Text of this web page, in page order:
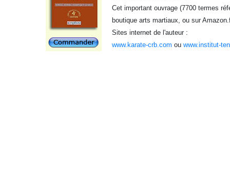
Cet important ouvrage (7700 termes
boutique arts martiaux, ou sur
Sites internet de l'auteur :
www.karate-crb.com ou www.institut-